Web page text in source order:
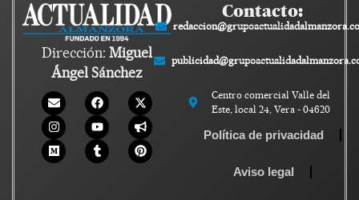
Dirección: Miguel
Ángel Sánchez
Contacto:
Centro comercial Valle del
Este, local 24, Vera - 04620
Política de privacidad
Aviso legal